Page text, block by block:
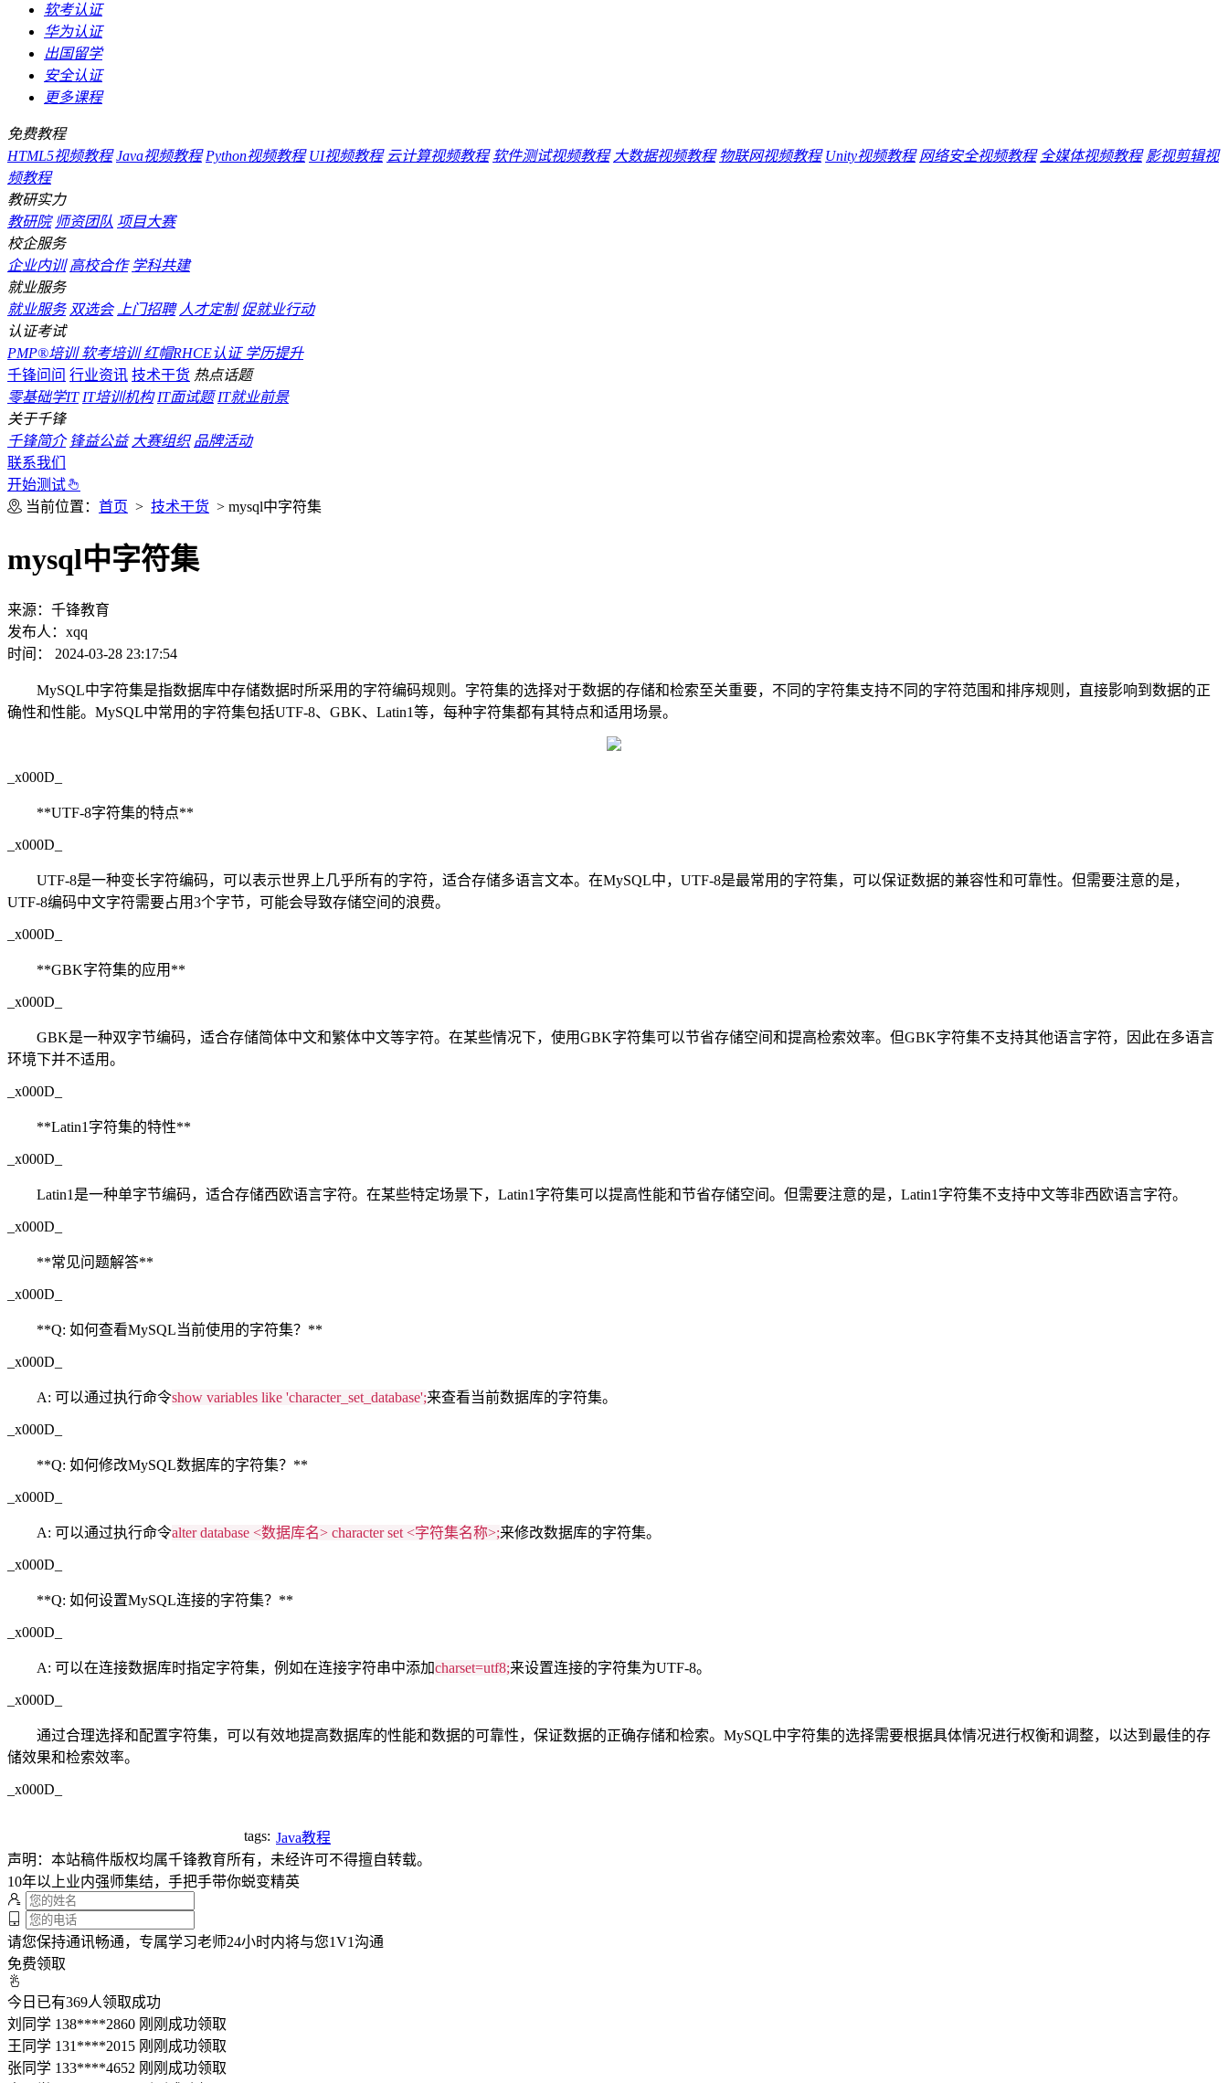
软考认证
华为认证
出国留学
安全认证
更多课程
免费教程
HTML5视频教程 Java视频教程 Python视频教程 UI视频教程 云计算视频教程 软件测试视频教程 大数据视频教程 物联网视频教程 Unity视频教程 网络安全视频教程 全媒体视频教程 影视剪辑视
频教程
教研实力
教研院 师资团队 项目大赛
校企服务
企业内训 高校合作 学科共建
就业服务
就业服务 双选会 上门招聘 人才定制 促就业行动
认证考试
PMP®培训软考培训红帽RHCE认证学历提升
千锋问问 行业资讯 技术干货 热点话题
零基础学IT IT培训机构 IT面试题 IT就业前景
关于千锋
千锋简介 锋益公益 大赛组织 品牌活动
联系我们
开始测试
当前位置： 首页 > 技术干货 > mysql中字符集
mysql中字符集
来源：千锋教育
发布人：xqq
时间： 2024-03-28 23:17:54
MySQL中字符集是指数据库中存储数据时所采用的字符编码规则。字符集的选择对于数据的存储和检索至关重要，不同的字符集支持不同的字符范围和排序规则，直接影响到数据的正
确性和性能。MySQL中常用的字符集包括UTF-8、GBK、Latin1等，每种字符集都有其特点和适用场景。
_x000D_
**UTF-8字符集的特点**
_x000D_
UTF-8是一种变长字符编码，可以表示世界上几乎所有的字符，适合存储多语言文本。在MySQL中，UTF-8是最常用的字符集，可以保证数据的兼容性和可靠性。但需要注意的是，
UTF-8编码中文字符需要占用3个字节，可能会导致存储空间的浪费。
_x000D_
**GBK字符集的应用**
_x000D_
GBK是一种双字节编码，适合存储简体中文和繁体中文等字符。在某些情况下，使用GBK字符集可以节省存储空间和提高检索效率。但GBK字符集不支持其他语言字符，因此在多语言
环境下并不适用。
_x000D_
**Latin1字符集的特性**
_x000D_
Latin1是一种单字节编码，适合存储西欧语言字符。在某些特定场景下，Latin1字符集可以提高性能和节省存储空间。但需要注意的是，Latin1字符集不支持中文等非西欧语言字符。
_x000D_
**常见问题解答**
_x000D_
**Q: 如何查看MySQL当前使用的字符集？**
_x000D_
A: 可以通过执行命令show variables like 'character_set_database';来查看当前数据库的字符集。
_x000D_
**Q: 如何修改MySQL数据库的字符集？**
_x000D_
A: 可以通过执行命令alter database <数据库名> character set <字符集名称>;来修改数据库的字符集。
_x000D_
**Q: 如何设置MySQL连接的字符集？**
_x000D_
A: 可以在连接数据库时指定字符集，例如在连接字符串中添加charset=utf8;来设置连接的字符集为UTF-8。
_x000D_
通过合理选择和配置字符集，可以有效地提高数据库的性能和数据的可靠性，保证数据的正确存储和检索。MySQL中字符集的选择需要根据具体情况进行权衡和调整，以达到最佳的存
储效果和检索效率。
_x000D_
tags: Java教程
声明：本站稿件版权均属千锋教育所有，未经许可不得擅自转载。
10年以上业内强师集结，手把手带你蜕变精英
请您保持通讯畅通，专属学习老师24小时内将与您1V1沟通
免费领取
今日已有369人领取成功
刘同学 138****2860 刚刚成功领取
王同学 131****2015 刚刚成功领取
张同学 133****4652 刚刚成功领取